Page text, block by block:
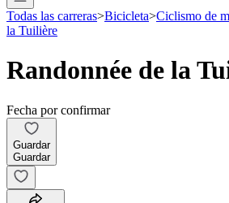
Todas las carreras>Bicicleta>Ciclismo de
la Tuilière
Randonnée de la
Fecha por confirmar
Guardar
Guardar